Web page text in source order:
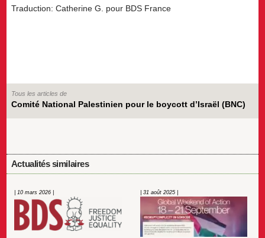
Traduction: Catherine G. pour BDS France
Tous les articles de
Comité National Palestinien pour le boycott d’Israël (BNC)
Actualités similaires
| 10 mars 2026 | | 31 août 2025 |